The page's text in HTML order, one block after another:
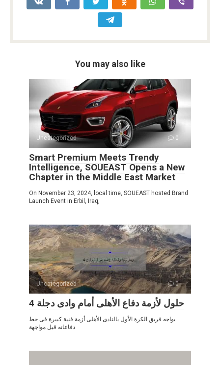
You may also like
Uncategorized 0
Smart Premium Meets Trendy
Intelligence, SOUEAST Opens a New
Chapter in the Middle East Market
On November 23, 2024, local time, SOUEAST hosted Brand
Launch Event in Erbil, Iraq,
Uncategorized 0
4 حلول لأزمة دفاع الأهلى أمام وادى دجلة
يواجه فريق الكرة الأول بالنادى الأهلى أزمة فنية كبيرة فى خط
دفاعاته قبل مواجهة